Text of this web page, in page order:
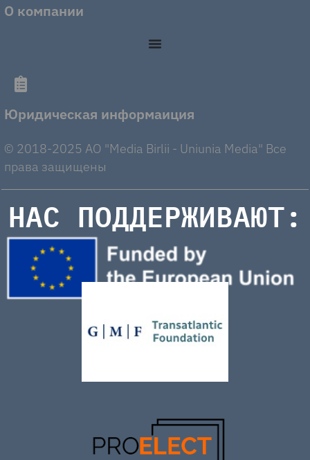
О компании
Юридическая информаиция
© 2018-2025 AO "Media Birlii - Uniunia Media" Все
права защищены
НАС ПОДДЕРЖИВАЮТ: